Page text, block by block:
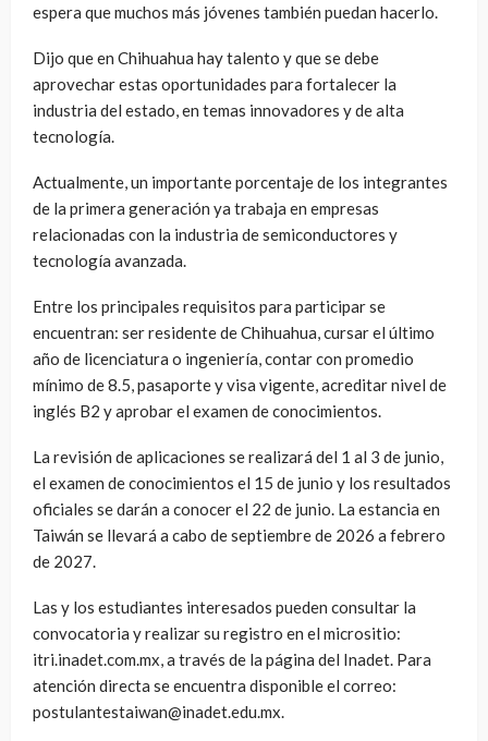
espera que muchos más jóvenes también puedan hacerlo.
Dijo que en Chihuahua hay talento y que se debe
aprovechar estas oportunidades para fortalecer la
industria del estado, en temas innovadores y de alta
tecnología.
Actualmente, un importante porcentaje de los integrantes
de la primera generación ya trabaja en empresas
relacionadas con la industria de semiconductores y
tecnología avanzada.
Entre los principales requisitos para participar se
encuentran: ser residente de Chihuahua, cursar el último
año de licenciatura o ingeniería, contar con promedio
mínimo de 8.5, pasaporte y visa vigente, acreditar nivel de
inglés B2 y aprobar el examen de conocimientos.
La revisión de aplicaciones se realizará del 1 al 3 de junio,
el examen de conocimientos el 15 de junio y los resultados
oficiales se darán a conocer el 22 de junio. La estancia en
Taiwán se llevará a cabo de septiembre de 2026 a febrero
de 2027.
Las y los estudiantes interesados pueden consultar la
convocatoria y realizar su registro en el micrositio:
itri.inadet.com.mx, a través de la página del Inadet. Para
atención directa se encuentra disponible el correo:
postulantestaiwan@inadet.edu.mx.